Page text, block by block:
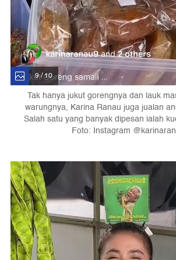
9 / 10
Tak hanya jukut gorengnya dan lauk
warungnya, Karina Ranau juga jualan
Salah satu yang banyak dipesan ialah
Foto: Instagram